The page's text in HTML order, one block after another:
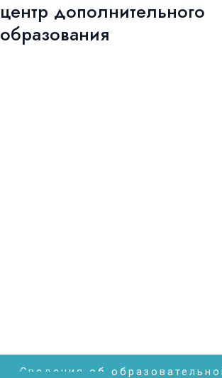
Перейти
содержимому
центр дополнительного
образования
Сведения об